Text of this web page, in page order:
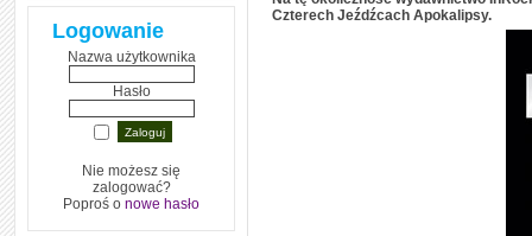
Logowanie
Nazwa użytkownika
Hasło
Nie możesz się
zalogować?
Poproś o nowe hasło
Czterech Jeźdźcach Apokalipsy.